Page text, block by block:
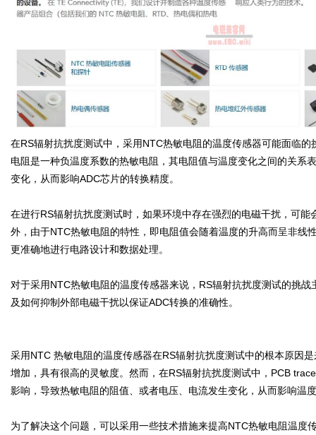
在RS辐射抗扰度测试中，采用NTC热敏电阻的温度传感器可能面临
电阻是一种负温度系数的热敏电阻，其电阻值与温度变化之间的关
变化，从而影响ADC芯片的转换精度。
在进行RS辐射抗扰度测试时，如果环境中存在强烈的电磁干扰，可
外，由于NTC热敏电阻的特性，即电阻值会随着温度的升高而呈非
更准确地进行电路设计和数据处理。
对于采用NTC热敏电阻的温度传感器来说，RS辐射抗扰度测试的挑
及如何抑制外部电磁干扰以保证ADC转换的准确性。
采用NTC 热敏电阻的温度传感器在RS辐射抗扰度测试中的根本原因
增加，具有很高的灵敏度。然而，在RS辐射抗扰度测试中，PCB
影响，导致热敏电阻的阻值、或者电压、电流发生变化，从而影响温
为了解决这个问题，可以采用一些技术措施来提高NTC热敏电阻温